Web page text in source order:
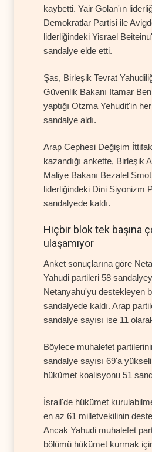
kaybetti. Yair Golan'ın
Demokratlar Partisi ile
liderliğindeki Yisrael
sandalye elde etti.
Şas, Birleşik Tevrat
Güvenlik Bakanı Itamar
yaptığı Otzma Yehudit'in
sandalye aldı.
Arap Cephesi Değişim
kazandığı ankette, Birleşik
Maliye Bakanı Bezalel
liderliğindeki Dini Siyonizm
sandalyede kaldı.
Hiçbir blok tek başına
ulaşamıyor
Anket sonuçlarına göre
Yahudi partileri 58
Netanyahu'yu destekleyen
sandalyede kaldı. Arap
sandalye sayısı ise 11
Böylece muhalefet
sandalye sayısı 69'a
hükümet koalisyonu 51
İsrail'de hükümet
en az 61 milletvekilinin
Ancak Yahudi muhalefet
bölümü hükümet kurmak